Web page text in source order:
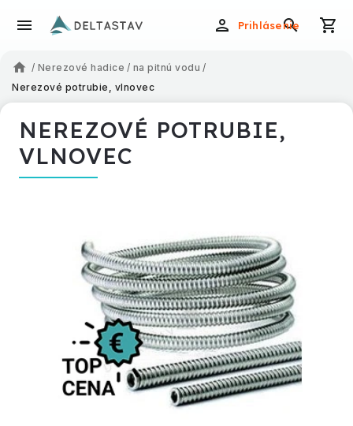
Prihlásenie
/ Nerezové hadice / na pitnú vodu /
Nerezové potrubie, vlnovec
NEREZOVÉ POTRUBIE,
VLNOVEC